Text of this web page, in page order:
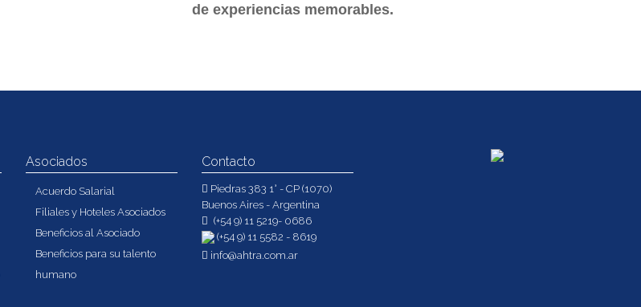
de experiencias memorables.
Asociados
Acuerdo Salarial
Filiales y Hoteles Asociados
Beneficios al Asociado
Beneficios para su talento
humano
Contacto
Piedras 383 1° - CP (1070)
Buenos Aires - Argentina
(+54 9) 11 5219- 0686
(+54 9) 11 5582 - 8619
info@ahtra.com.ar